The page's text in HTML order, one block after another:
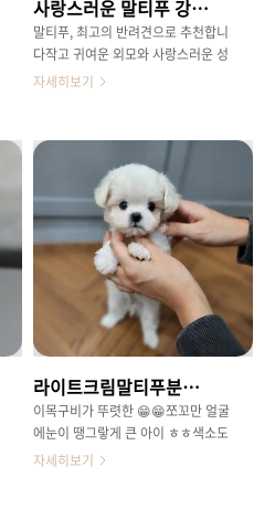
이브리드견은전통혈통견은 아니지만
장점이 넘치는 반려견 이랍니다 😊
현재 브리더클럽에서 여러 모색상의
말티푸 아가들도함께 만나보실 수 있
어요!아이들 케어는언제나 바쁘고 정
사랑스러운 말티푸 강아지와의 첫 만남, 말티푸분양은 브리더클럽!
말티푸, 최고의 반려견으로 추천합니
다작고 귀여운 외모와 사랑스러운 성
격을 가진 말티푸는많은 반려인들에
티푸는털 빠짐이 적고 부드러운 곱슬
털로 알레르기 걱정을 덜어줍니다.말
티푸분양을 고민하고 계시다면,지금
브리더클럽에서 말티푸의 매력을 만
나보세요! 말티푸의 특별한 성격과
장점말티푸는 애교 많고 친화력 높은
성격으로가족 구성원 모두와 쉽게 어
울릴 수 있습니다.특히 영리한 성격
덕분에 훈련도 쉽고,아이들과도 잘
지내는 완벽한 반려견입니다. 🐶작은
체구 덕분에 아파트나 실내 생활에도
적합하며,늘 긍정적인 에너지를 가족
에게 선사합니다.브리더클럽의 말티
푸분양으로 이 특별한 친구를 만나보
세요! 브리더클럽, 말티푸분양의 믿
을 수 있는 선택브리..
자세히보기
라이트크림말티푸분양 똘똘하게자라렴 땅꼬마
이목구비가 뚜렷한 😁😁쪼꼬만 얼굴
에눈이 땡그랗게 큰 아이 ㅎㅎ색소도
잘 올라와서이목구비가 넘 예쁜 친구
자세히보기